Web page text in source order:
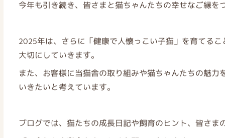
今年も引き続き、皆さまと猫ちゃんたちの幸せなご縁を
2025年は、さらに「健康で人懐っこい子猫」を育てる
大切にしていきます。
また、お客様に当猫舎の取り組みや猫ちゃんたちの魅
いきたいと考えています。
ブログでは、猫たちの成長日記や飼育のヒント、皆さま